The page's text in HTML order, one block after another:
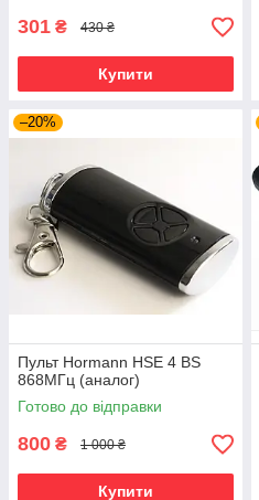
301 ₴ 430 ₴
Купити
–20%
Пульт Hormann HSE 4 BS
868МГц (аналог)
Готово до відправки
800 ₴ 1 000 ₴
Купити